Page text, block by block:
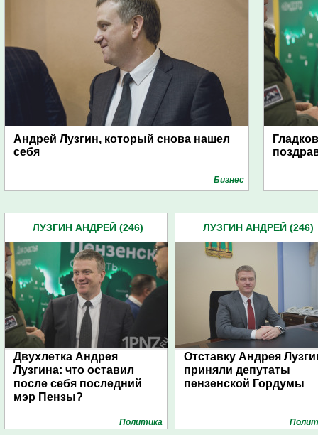
Андрей Лузгин, который снова нашел
себя
Бизнес
ЛУЗГИН АНДРЕЙ (246)
Двухлетка Андрея
Лузгина: что оставил
после себя последний
мэр Пензы?
Политика
ЛУЗГИН АНДРЕЙ (246)
Отставку Андрея
приняли депутаты
пензенской Гордумы